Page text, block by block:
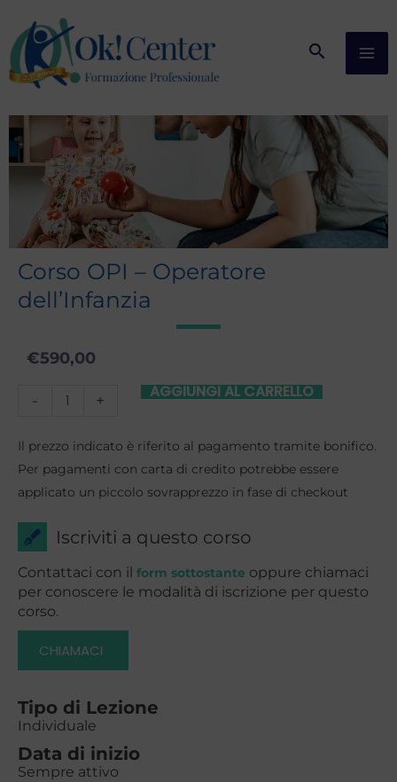
contenuto
Corso OPI – Operatore
dell’Infanzia
€590,00
-
Corso
-
Operatore
dell'Infanzia
quantità
+ AGGIUNGI AL CARRELLO
Il prezzo indicato è riferito al pagamento tramite bonifico.
Per pagamenti con carta di credito potrebbe essere
applicato un piccolo sovrapprezzo in fase di checkout
Iscriviti a questo corso
Contattaci con il form sottostante oppure chiamaci
per conoscere le modalità di iscrizione per questo
corso.
CHIAMACI
Tipo di Lezione
Individuale
Data di inizio
Sempre attivo